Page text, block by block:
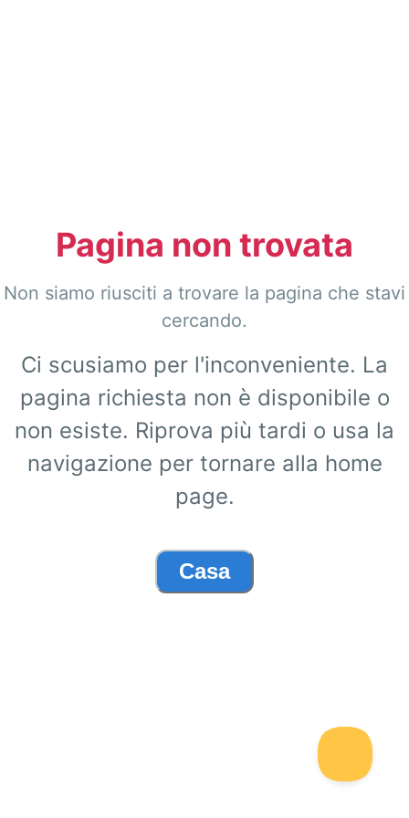
Pagina non trovata
Non siamo riusciti a trovare la pagina che stavi
cercando.
Ci scusiamo per l'inconveniente. La
pagina richiesta non è disponibile o
non esiste. Riprova più tardi o usa la
navigazione per tornare alla home
page.
Casa